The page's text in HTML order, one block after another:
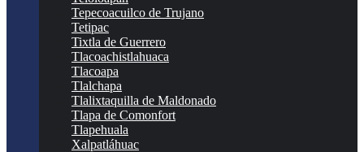
Tepecoacuilco de Trujano
Tetipac
Tixtla de Guerrero
Tlacoachistlahuaca
Tlacoapa
Tlalchapa
Tlalixtaquilla de Maldonado
Tlapa de Comonfort
Tlapehuala
Xalpatláhuac